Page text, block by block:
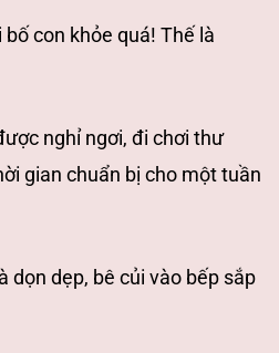
bố con khỏe quá! Thế là
nghỉ ngơi, đi chơi thư
gian chuẩn bị cho một tuần
dọn dẹp, bê củi vào bếp sắp